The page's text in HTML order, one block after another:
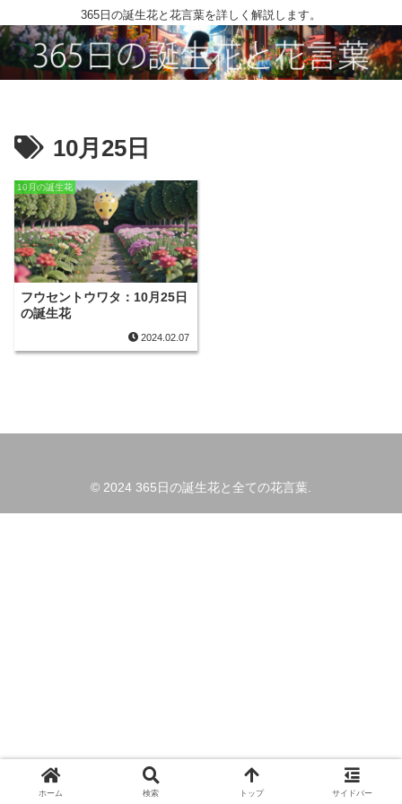
365日の誕生花と花言葉を詳しく解説します。
10月25日
10月の誕生花
フウセントウワタ：10月25日
の誕生花
2024.02.07
© 2024 365日の誕生花と全ての花言葉.
ホーム 検索 トップ サイドバー